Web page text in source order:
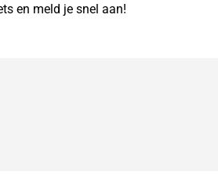
en meld je snel aan!